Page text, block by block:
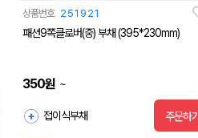
상품번호 251921
패션9쪽클로버(중) 부채 (395*230mm)
350원 ~
접이식부채 주문하기